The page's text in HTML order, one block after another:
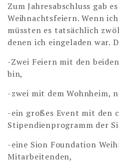
Zum Jahresabschluss gab
Weihnachtsfeiern. Wenn
müssten es tatsächlich
denen ich eingeladen war.
-Zwei Feiern mit den
bin,
-zwei mit dem Wohnheim,
-ein großes Event mit den
Stipendienprogramm der
-eine Sion Foundation
Mitarbeitenden,